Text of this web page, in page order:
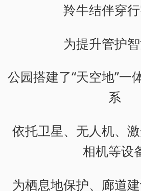
羚牛结伴穿
为提升管护
公园搭建了“天空地”一
系
依托卫星、无人机、
相机等设
为栖息地保护、廊道